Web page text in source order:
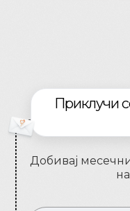
Приклучи
Добивај